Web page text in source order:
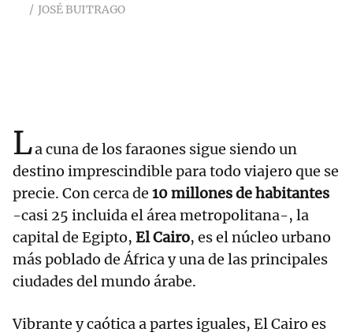
JOSÉ BUITRAGO
La cuna de los faraones sigue siendo un
destino imprescindible para todo viajero que se
precie. Con cerca de 10 millones de habitantes
-casi 25 incluida el área metropolitana-, la
capital de Egipto, El Cairo, es el núcleo urbano
más poblado de África y una de las principales
ciudades del mundo árabe.
Vibrante y caótica a partes iguales, El Cairo es